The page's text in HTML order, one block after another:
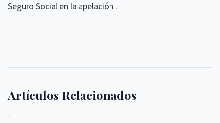
Seguro Social en la apelación .
Artículos Relacionados